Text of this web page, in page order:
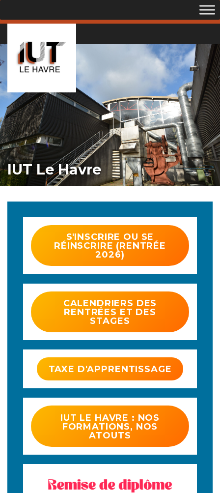
IUT Le Havre
S'INSCRIRE OU SE
RÉINSCRIRE (RENTRÉE
2026)
CALENDRIERS DES
RENTRÉES ET DES
STAGES
TAXE D'APPRENTISSAGE
IUT LE HAVRE : NOS
FORMATIONS, NOS
ATOUTS